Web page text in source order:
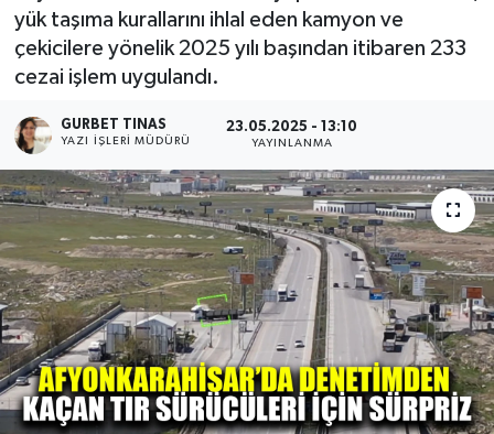
yük taşıma kurallarını ihlal eden kamyon ve
çekicilere yönelik 2025 yılı başından itibaren 233
cezai işlem uygulandı.
GURBET TINAS
YAZI İŞLERI MÜDÜRÜ
23.05.2025 - 13:10
YAYINLANMA
Kültür - Sanat